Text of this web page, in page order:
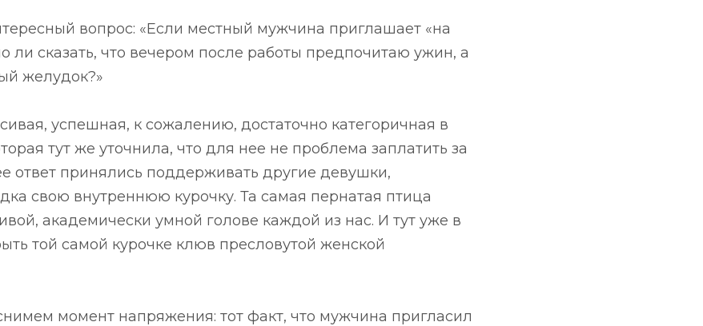
вопрос: «Если местный мужчина приглашает «на
ли сказать, что вечером после работы предпочитаю ужин, а
желудок?»
успешная, к сожалению, достаточно категоричная в
тут же уточнила, что для нее не проблема заплатить за
ответ принялись поддерживать другие девушки,
свою внутреннюю курочку. Та самая пернатая птица
академически умной голове каждой из нас. И тут уже в
той самой курочке клюв пресловутой женской
момент напряжения: тот факт, что мужчина пригласил